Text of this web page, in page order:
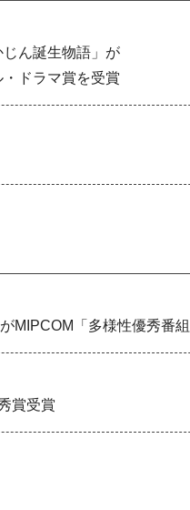
ん誕生物語」が
・ドラマ賞を受賞
MIPCOM「多様性優秀番
賞受賞